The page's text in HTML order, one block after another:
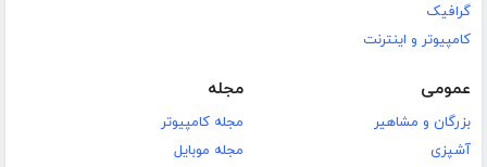
گرافیک
کامپیوتر و اینترنت
عمومی
بزرگان و مشاهیر
آشپزی
مجله
مجله کامپیوتر
مجله موبایل